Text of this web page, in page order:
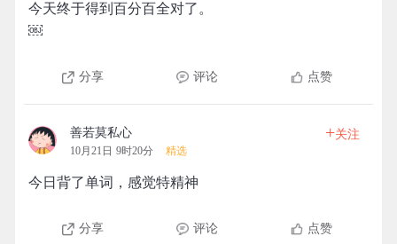
今天终于得到百分百全对了。
￼
分享 评论 点赞
善若莫私心
10月21日 9时20分 精选
+关注
今日背了单词，感觉特精神
分享 评论 点赞